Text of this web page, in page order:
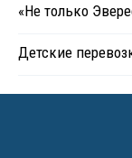
«Не только
Детские